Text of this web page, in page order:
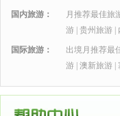
国内旅游： 月推荐最佳旅
游 贵州旅游
国际旅游： 出境月推荐最
游 澳新旅游